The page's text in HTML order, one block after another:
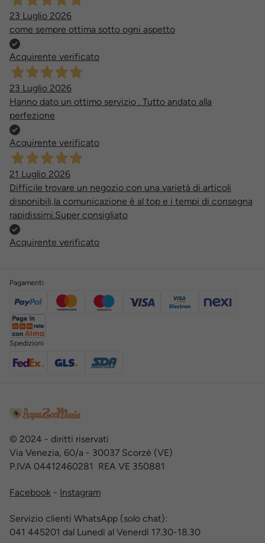
23 Luglio 2026
come sempre ottima sotto ogni aspetto
Acquirente verificato
23 Luglio 2026
Hanno dato un ottimo servizio . Tutto andato alla
perfezione
Acquirente verificato
21 Luglio 2026
Difficile trovare un negozio con una varietà di articoli
disponibili,la comunicazione è al top e i tempi di consegna
rapidissimi.Super consigliato
Acquirente verificato
Pagamenti
Spedizioni
© 2024 - diritti riservati
Via Venezia, 60/a - 30037 Scorzè (VE)
P.IVA 04412460281 REA VE 350881
Facebook - Instagram
Servizio clienti WhatsApp (solo chat):
041 445201 dal Lunedì al Venerdì 17.30-18.30